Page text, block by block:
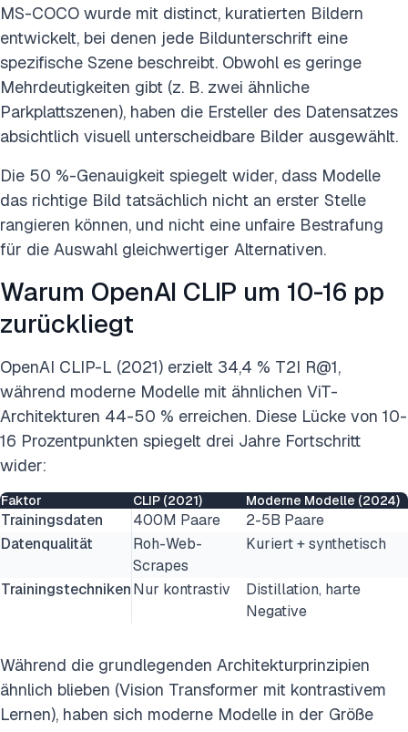
MS-COCO wurde mit distinct, kuratierten Bildern
entwickelt, bei denen jede Bildunterschrift eine
spezifische Szene beschreibt. Obwohl es geringe
Mehrdeutigkeiten gibt (z. B. zwei ähnliche
Parkplattszenen), haben die Ersteller des Datensatzes
absichtlich visuell unterscheidbare Bilder ausgewählt.
Die 50 %-Genauigkeit spiegelt wider, dass Modelle
das richtige Bild tatsächlich nicht an erster Stelle
rangieren können, und nicht eine unfaire Bestrafung
für die Auswahl gleichwertiger Alternativen.
Warum OpenAI CLIP um 10-16 pp
zurückliegt
OpenAI CLIP-L (2021) erzielt 34,4 % T2I R@1,
während moderne Modelle mit ähnlichen ViT-
Architekturen 44-50 % erreichen. Diese Lücke von 10-
16 Prozentpunkten spiegelt drei Jahre Fortschritt
wider:
Faktor CLIP (2021) Moderne Modelle (2024)
Trainingsdaten 400M Paare
2-5B Paare
Datenqualität
Roh-Web-
Scrapes
Kuriert + synthetisch
TrainingstechnikenNur kontrastiv
Distillation, harte
Negative
Während die grundlegenden Architekturprinzipien
ähnlich blieben (Vision Transformer mit kontrastivem
Lernen), haben sich moderne Modelle in der Größe